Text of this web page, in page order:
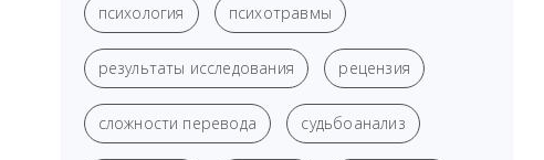
психология психотравмы
результаты исследования рецензия
сложности перевода судьбоанализ